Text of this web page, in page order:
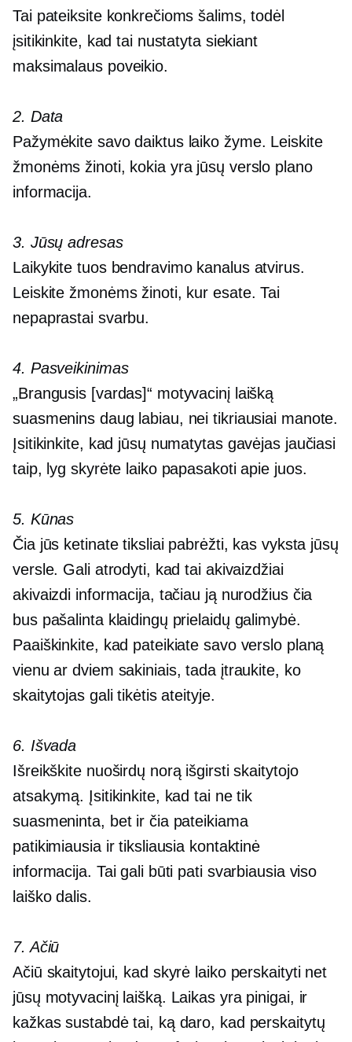
Tai pateiksite konkrečioms šalims, todėl
įsitikinkite, kad tai nustatyta siekiant
maksimalaus poveikio.
2. Data
Pažymėkite savo daiktus laiko žyme. Leiskite
žmonėms žinoti, kokia yra jūsų verslo plano
informacija.
3. Jūsų adresas
Laikykite tuos bendravimo kanalus atvirus.
Leiskite žmonėms žinoti, kur esate. Tai
nepaprastai svarbu.
4. Pasveikinimas
„Brangusis [vardas]“ motyvacinį laišką
suasmenins daug labiau, nei tikriausiai manote.
Įsitikinkite, kad jūsų numatytas gavėjas jaučiasi
taip, lyg skyrėte laiko papasakoti apie juos.
5. Kūnas
Čia jūs ketinate tiksliai pabrėžti, kas vyksta jūsų
versle. Gali atrodyti, kad tai akivaizdžiai
akivaizdi informacija, tačiau ją nurodžius čia
bus pašalinta klaidingų prielaidų galimybė.
Paaiškinkite, kad pateikiate savo verslo planą
vienu ar dviem sakiniais, tada įtraukite, ko
skaitytojas gali tikėtis ateityje.
6. Išvada
Išreikškite nuoširdų norą išgirsti skaitytojo
atsakymą. Įsitikinkite, kad tai ne tik
suasmeninta, bet ir čia pateikiama
patikimiausia ir tiksliausia kontaktinė
informacija. Tai gali būti pati svarbiausia viso
laiško dalis.
7. Ačiū
Ačiū skaitytojui, kad skyrė laiko perskaityti net
jūsų motyvacinį laišką. Laikas yra pinigai, ir
kažkas sustabdė tai, ką daro, kad perskaitytų